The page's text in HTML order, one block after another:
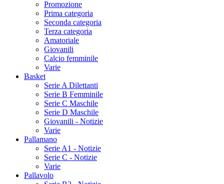
Promozione
Prima categoria
Seconda categoria
Terza categoria
Amatoriale
Giovanili
Calcio femminile
Varie
Basket
Serie A Dilettanti
Serie B Femminile
Serie C Maschile
Serie D Maschile
Giovanili - Notizie
Varie
Pallamano
Serie A1 - Notizie
Serie C - Notizie
Varie
Pallavolo